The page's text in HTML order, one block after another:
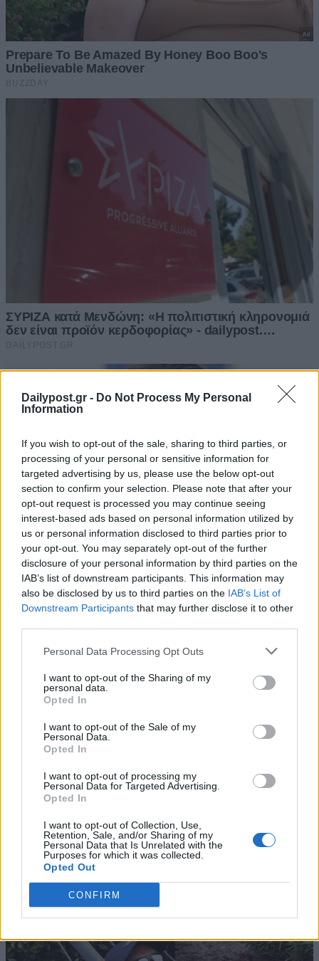
Dailypost.gr - Do Not Process My Personal
Information
If you wish to opt-out of the sale, sharing to third parties, or
processing of your personal or sensitive information for
targeted advertising by us, please use the below opt-out
section to confirm your selection. Please note that after your
opt-out request is processed you may continue seeing
interest-based ads based on personal information utilized by
us or personal information disclosed to third parties prior to
your opt-out. You may separately opt-out of the further
disclosure of your personal information by third parties on the
IAB’s list of downstream participants. This information may
also be disclosed by us to third parties on the IAB’s List of
Downstream Participants that may further disclose it to other
Personal Data Processing Opt Outs
I want to opt-out of the Sharing of my
personal data.
Opted In
I want to opt-out of the Sale of my
Personal Data.
Opted In
I want to opt-out of processing my
Personal Data for Targeted Advertising.
Opted In
I want to opt-out of Collection, Use,
Retention, Sale, and/or Sharing of my
Personal Data that Is Unrelated with the
Purposes for which it was collected.
Opted Out
CONFIRM